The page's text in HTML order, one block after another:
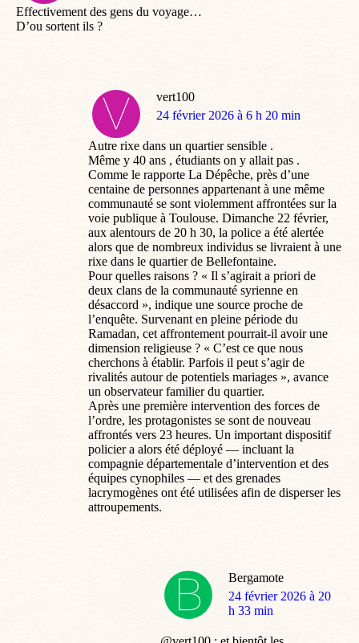
Effectivement des gens du voyage…
D’ou sortent ils ?
vert100
dit
24 février 2026 à 6 h 20 min
Autre rixe dans un quartier sensible .
Même y 40 ans , étudiants on y allait pas .
Comme le rapporte La Dépêche, près d’une
centaine de personnes appartenant à une même
communauté se sont violemment affrontées sur la
voie publique à Toulouse. Dimanche 22 février,
aux alentours de 20 h 30, la police a été alertée
alors que de nombreux individus se livraient à une
rixe dans le quartier de Bellefontaine.
Pour quelles raisons ? « Il s’agirait a priori de
deux clans de la communauté syrienne en
désaccord », indique une source proche de
l’enquête. Survenant en pleine période du
Ramadan, cet affrontement pourrait-il avoir une
dimension religieuse ? « C’est ce que nous
cherchons à établir. Parfois il peut s’agir de
rivalités autour de potentiels mariages », avance
un observateur familier du quartier.
Après une première intervention des forces de
l’ordre, les protagonistes se sont de nouveau
affrontés vers 23 heures. Un important dispositif
policier a alors été déployé — incluant la
compagnie départementale d’intervention et des
équipes cynophiles — et des grenades
lacrymogènes ont été utilisées afin de disperser les
attroupements.
Bergamote
dit
:
24 février 2026 à 20
h 33 min